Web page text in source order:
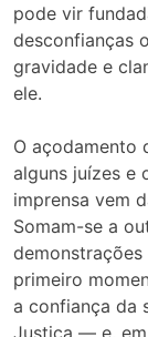
pode vir
desconfianças
gravidade e
ele.
O açodamento
alguns juízes e
imprensa vem
Somam-se a
primeiro
a confiança da